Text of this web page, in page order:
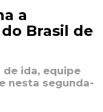
a
Brasil de
ida, equipe
nesta segunda-